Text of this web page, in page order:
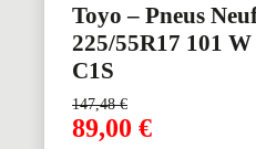
Toyo – Pneus
225/55R17 101
C1S
147,48€
89,00 €